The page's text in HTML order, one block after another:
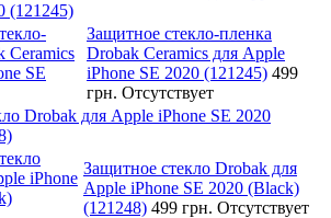
(121245)
Защитное стекло-пленка
Drobak Ceramics для Apple
iPhone SE 2020 (121245) 499
грн. Отсутствует
Drobak для Apple iPhone SE 2020
Защитное стекло Drobak для
Apple iPhone SE 2020 (Black)
(121248) 499 грн. Отсутствует